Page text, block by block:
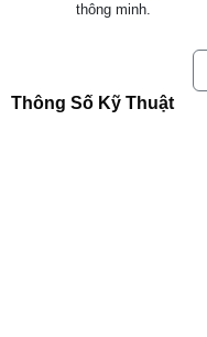
thông minh.
Thông Số Kỹ Thuật